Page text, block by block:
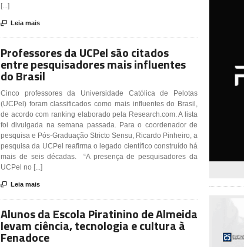
[...]
 Leia mais
Professores da UCPel são citados
entre pesquisadores mais influentes
do Brasil
Cinco professores da Universidade Católica de Pelotas
(UCPel) foram classificados como mais influentes do Brasil,
de acordo com ranking elaborado pela Research.com. A lista
foi divulgada na semana passada. Para o coordenador de
pesquisa e Pós-Graduação Stricto Sensu, Ricardo Pinheiro, a
pesquisa da UCPel reafirma o legado científico construído há
mais de seis décadas. “A presença de pesquisadores da
UCPel no [...]
 Leia mais
Alunos da Escola Piratinino de Almeida
levam ciência, tecnologia e cultura à
Fenadoce